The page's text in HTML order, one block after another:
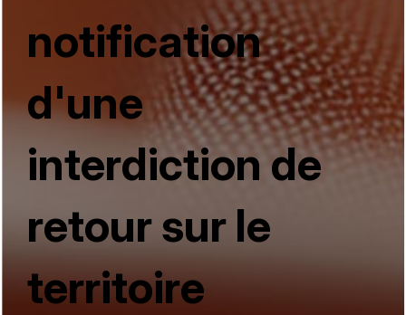
notification
d'une
interdiction de
retour sur le
territoire